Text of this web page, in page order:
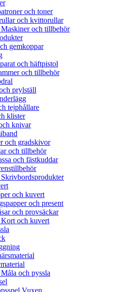
och toner
och kvittorullar
och tillbehör
gemkoppar
och häftpistol
och tillbehör
prylställ
tejphållare
klister
knivar
och gradskivor
och tillbehör
och fästkuddar
och kuvert
och present
och provsäckar
och kuvert
och pyssla
Vuxen